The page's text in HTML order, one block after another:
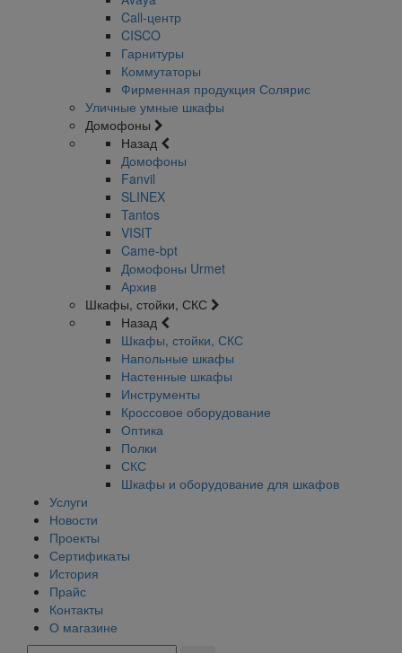
Call-центр
CISCO
Гарнитуры
Коммутаторы
Фирменная продукция Солярис
Уличные умные шкафы
Домофоны
Назад
Домофоны
Fanvil
SLINEX
Tantos
VISIT
Came-bpt
Домофоны Urmet
Архив
Шкафы, стойки, СКС
Назад
Шкафы, стойки, СКС
Напольные шкафы
Настенные шкафы
Инструменты
Кроссовое оборудование
Оптика
Полки
СКС
Шкафы и оборудование для шкафов
Услуги
Новости
Проекты
Сертификаты
История
Прайс
Контакты
О магазине